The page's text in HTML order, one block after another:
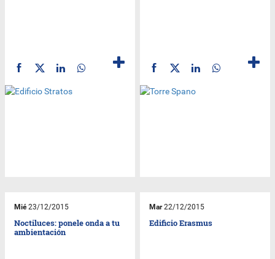
Mié23/12/2015
Noctiluces: ponele onda a tu
ambientación
Mar22/12/2015
Edificio Erasmus